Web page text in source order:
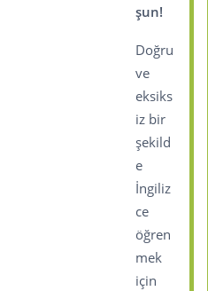
şun!
Doğru
ve
eksiks
iz bir
şekild
e
İngiliz
ce
öğren
mek
için